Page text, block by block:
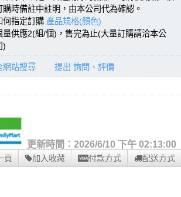
購時備註中註明，由本公司代為確認。
何指定訂購 產品規格(顏色)
量供應2(組/個)，售完為止(大量訂購請洽本公
)
網站搜尋 提出 詢問、評價
更新時間：2026/6/10 下午 02:13:00
頁 加入收藏 付款方式 配送方式